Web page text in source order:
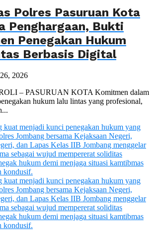
Polres Pasuruan Kota
Penghargaan, Bukti
Penegakan Hukum
Berbasis Digital
2026
– PASURUAN KOTA Komitmen dalam
hukum lalu lintas yang profesional,